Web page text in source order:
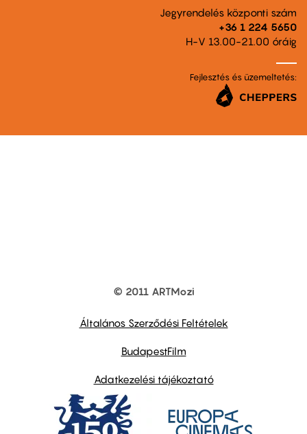
Jegyrendelés központi szám
+36 1 224 5650
H-V 13.00-21.00 óráig
Fejlesztés és üzemeltetés:
© 2011 ARTMozi
Általános Szerződési Feltételek
BudapestFilm
Adatkezelési tájékoztató